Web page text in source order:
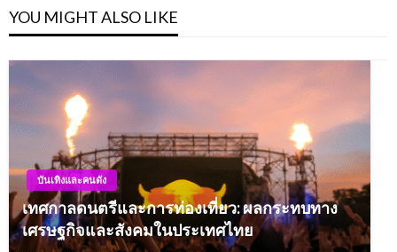
YOU MIGHT ALSO LIKE
บันเทิงและคนดัง
เทศกาลดนตรีและการท่องเที่ยว: ผลกระทบทาง
เศรษฐกิจและสังคมในประเทศไทย